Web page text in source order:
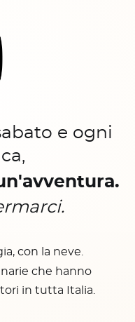
e ogni
con la neve.
che hanno
in tutta Italia.